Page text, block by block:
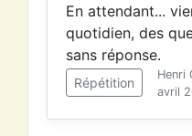
En attendant...
quotidien, des
sans réponse.
Répétition
Henri
avril